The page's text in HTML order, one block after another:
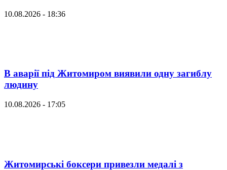
10.08.2026 - 18:36
В аварії під Житомиром виявили одну загиблу
людину
10.08.2026 - 17:05
Житомирські боксери привезли медалі з